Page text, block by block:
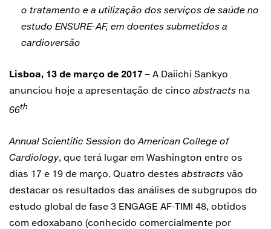
o tratamento e a utilização dos serviços de saúde no
estudo ENSURE-AF, em doentes submetidos a
cardioversão
Lisboa, 13 de março de 2017 – A Daiichi Sankyo
anunciou hoje a apresentação de cinco abstracts na
66th
Annual Scientific Session doAmerican College of
Cardiology, que terá lugar em Washington entre os
dias 17 e 19 de março. Quatro destes abstracts vão
destacar os resultados das análises de subgrupos do
estudo global de fase 3 ENGAGE AF-TIMI 48, obtidos
com edoxabano (conhecido comercialmente por